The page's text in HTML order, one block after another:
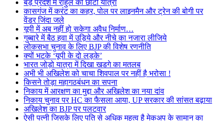
बड़े प्रदेश में राहुल की छोटी यात्रा
कासगंज में करंट का कहर, पोल पर लाइनमैन और ट्रेन की बोगी पर
वेंडर जिंदा जले
यूपी में अब नहीं हो सकेगा अवैध निर्माण…
गुब्बारे में बैठ हवा में उड़िये और नीचे का नजारा लीजिये
लोकसभा चुनाव के लिए BJP की विशेष रणनीति
क्यों भटके ‘यूपी के दो लड़के’
भारत जोड़ो यात्रा में दिखा खडगे का मतलब
अभी भी अखिलेश को चाचा शिवपाल पर नहीं है भरोसा !
किसने तोड़ा महागठबंधन का सपना
निकाय में आरक्षण का मुद्दा और अखिलेश का नया दांव
निकाय चुनाव पर HC का फैसला आया, UP सरकार की सांसत बढ़ाया
अखिलेश का BJP पर पलटवार
ऐसी पत्नी जिसके लिए पति से अधिक महत्व है मेकअप के सामान का